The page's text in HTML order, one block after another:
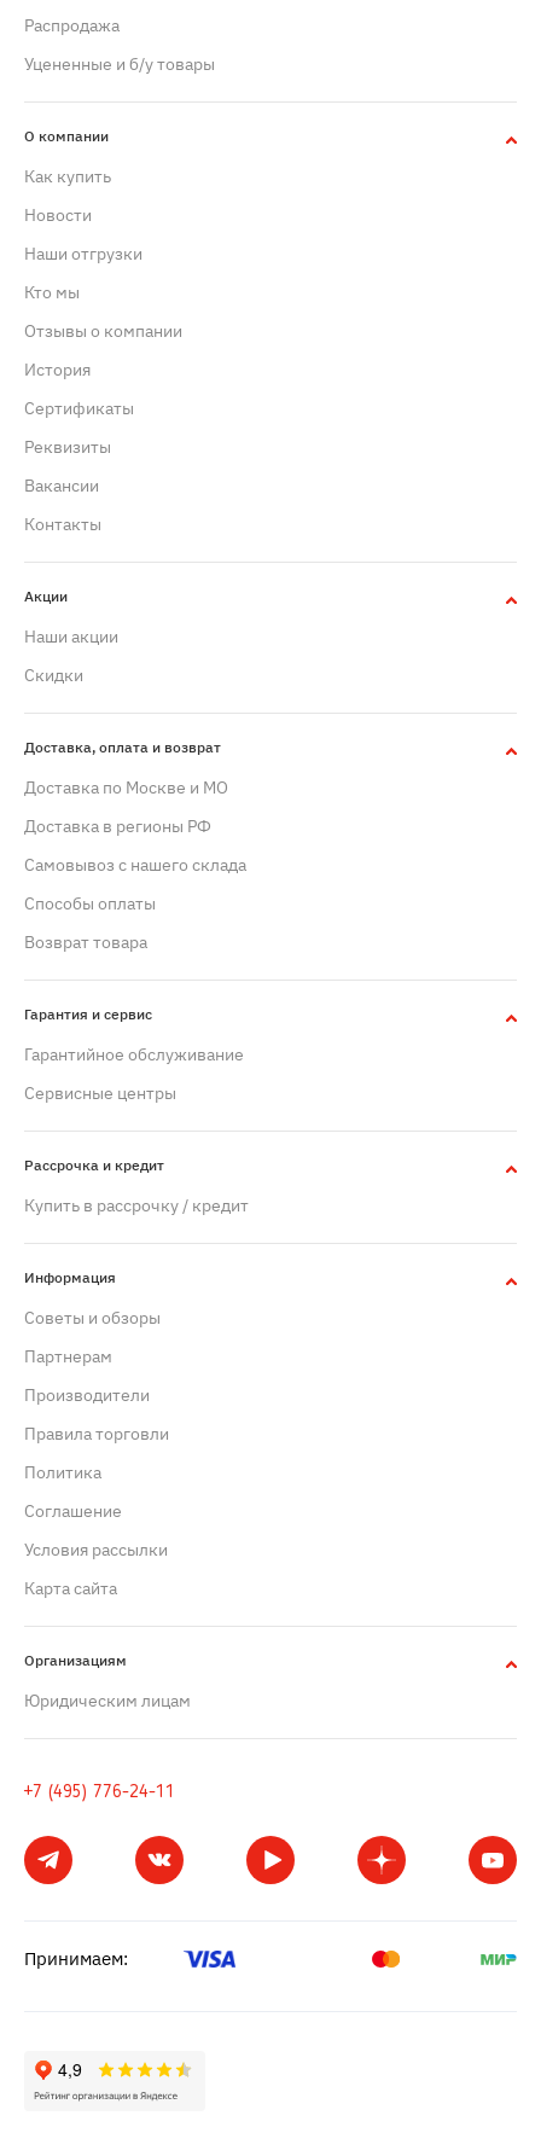
Распродажа
Уцененные и б/у товары
О компании
Как купить
Новости
Наши отгрузки
Кто мы
Отзывы о компании
История
Сертификаты
Реквизиты
Вакансии
Контакты
Акции
Наши акции
Скидки
Доставка, оплата и возврат
Доставка по Москве и МО
Доставка в регионы РФ
Самовывоз с нашего склада
Способы оплаты
Возврат товара
Гарантия и сервис
Гарантийное обслуживание
Сервисные центры
Рассрочка и кредит
Купить в рассрочку / кредит
Информация
Советы и обзоры
Партнерам
Производители
Правила торговли
Политика
Cоглашение
Условия рассылки
Карта сайта
Организациям
Юридическим лицам
+7 (495) 776-24-11
Принимаем: